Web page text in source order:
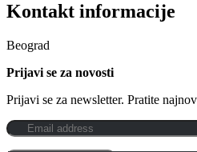
Kontakt informacije
Beograd
Prijavi se za novosti
Prijavi se za newsletter. Pratite